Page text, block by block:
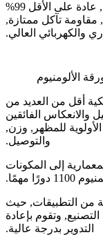
إنه مصنوع من الألمنيوم النقي تقريبًا, عادة على الأقل 99%
مقاومة تآكل ممتازة,
والكهربائي العالي.
ميكانيكية أقل من العديد من
والانعكاس الفائقين
للمظهر, وزن,
والتوصيل.
إلى المكونات
مهمًا.
من التطبيقات, حيث
وتقوم بإعادة
التدوير بدرجة عالية.